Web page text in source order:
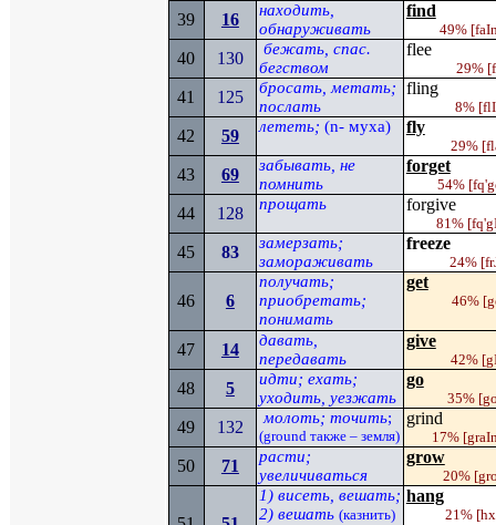
39 16
находить,
обнаруживать
find
49%
40 130
бежать, спас.
бегством
flee
29% [
41 125
бросать, метать;
послать
fling
8% [
42 59 лететь; (n- муха) fly
29%
43 69
забывать, не
помнить
forget
54%
44 128 прощать forgive
81%
45 83
замерзать;
заморажи­вать
freeze
24% [
46 6
получать;
приобретать;
понимать
get
46%
47 14
давать,
передавать
give
42%
48 5 идти; ехать;
уходить, уезжать
go
35%
49 132 молоть; точить;
(ground также – земля)
grind
17%
50 71 расти;
увеличиваться
grow
20%
1) висеть, вешать;
2) вешать (казнить)
hang
21% [